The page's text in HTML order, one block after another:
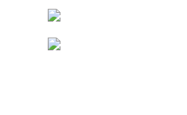
RRS
RSS